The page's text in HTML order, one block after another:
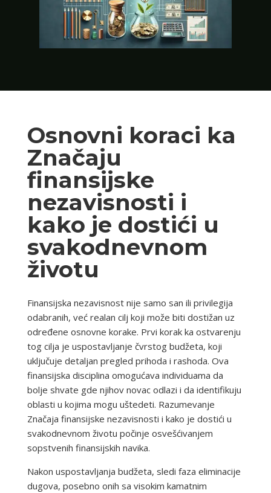
Osnovni koraci ka
Značaju
finansijske
nezavisnosti i
kako je dostići u
svakodnevnom
životu
Finansijska nezavisnost nije samo san ili privilegija
odabranih, već realan cilj koji može biti dostižan uz
određene osnovne korake. Prvi korak ka ostvarenju
tog cilja je uspostavljanje čvrstog budžeta, koji
uključuje detaljan pregled prihoda i rashoda. Ova
finansijska disciplina omogućava individuama da
bolje shvate gde njihov novac odlazi i da identifikuju
oblasti u kojima mogu uštedeti. Razumevanje
Značaja finansijske nezavisnosti i kako je dostići u
svakodnevnom životu počinje osvešćivanjem
sopstvenih finansijskih navika.
Nakon uspostavljanja budžeta, sledi faza eliminacije
dugova, posebno onih sa visokim kamatnim